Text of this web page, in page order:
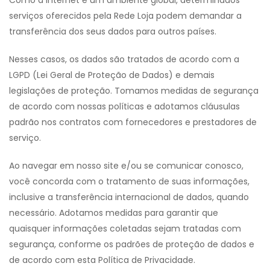
serviços oferecidos pela Rede Loja podem demandar a
transferência dos seus dados para outros países.
Nesses casos, os dados são tratados de acordo com a
LGPD (Lei Geral de Proteção de Dados) e demais
legislações de proteção. Tomamos medidas de segurança
de acordo com nossas políticas e adotamos cláusulas
padrão nos contratos com fornecedores e prestadores de
serviço.
Ao navegar em nosso site e/ou se comunicar conosco,
você concorda com o tratamento de suas informações,
inclusive a transferência internacional de dados, quando
necessário. Adotamos medidas para garantir que
quaisquer informações coletadas sejam tratadas com
segurança, conforme os padrões de proteção de dados e
de acordo com esta Política de Privacidade.